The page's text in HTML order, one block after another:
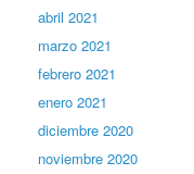
abril 2021
marzo 2021
febrero 2021
enero 2021
diciembre 2020
noviembre 2020